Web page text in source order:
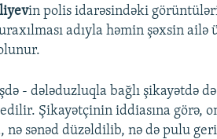
in polis idarəsindəki
adıyla həmin şəxsin
- dələduzluqla bağlı şikayətdə
Şikayətçinin iddiasına görə,
nə sənəd düzəldilib, nə də pulu geri